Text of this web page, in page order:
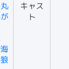
キャス
ト